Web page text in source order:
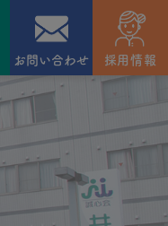
お問い合わせ 採用情報